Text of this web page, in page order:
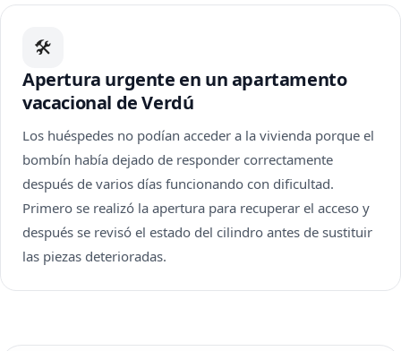
🛠
Apertura urgente en un apartamento
vacacional de Verdú
Los huéspedes no podían acceder a la vivienda porque el
bombín había dejado de responder correctamente
después de varios días funcionando con dificultad.
Primero se realizó la apertura para recuperar el acceso y
después se revisó el estado del cilindro antes de sustituir
las piezas deterioradas.